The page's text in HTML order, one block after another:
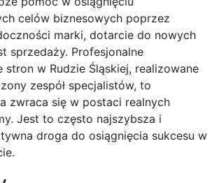
celów biznesowych poprzez
marki, dotarcie do nowych
sprzedaży. Profesjonalne
stron w Rudzie Śląskiej, realizowane
zespół specjalistów, to
zwraca się w postaci realnych
Jest to często najszybsza i
droga do osiągnięcia sukcesu w